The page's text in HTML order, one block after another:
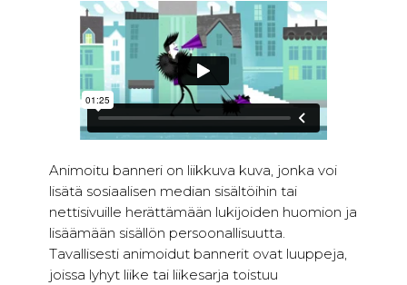
Animoitu banneri on liikkuva kuva, jonka voi
lisätä sosiaalisen median sisältöihin tai
nettisivuille herättämään lukijoiden huomion ja
lisäämään sisällön persoonallisuutta.
Tavallisesti animoidut bannerit ovat luuppeja,
joissa lyhyt liike tai liikesarja toistuu